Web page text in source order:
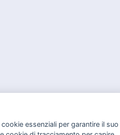
essenziali per garantire il suo